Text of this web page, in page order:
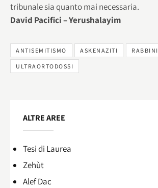
tribunale sia quanto mai necessaria.
David Pacifici – Yerushalayim
ANTISEMITISMO ASKENAZITI RABBINI
ULTRAORTODOSSI
ALTRE AREE
Tesi di Laurea
Zehùt
Alef Dac